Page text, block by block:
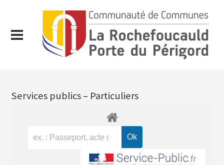
Services publics – Particuliers